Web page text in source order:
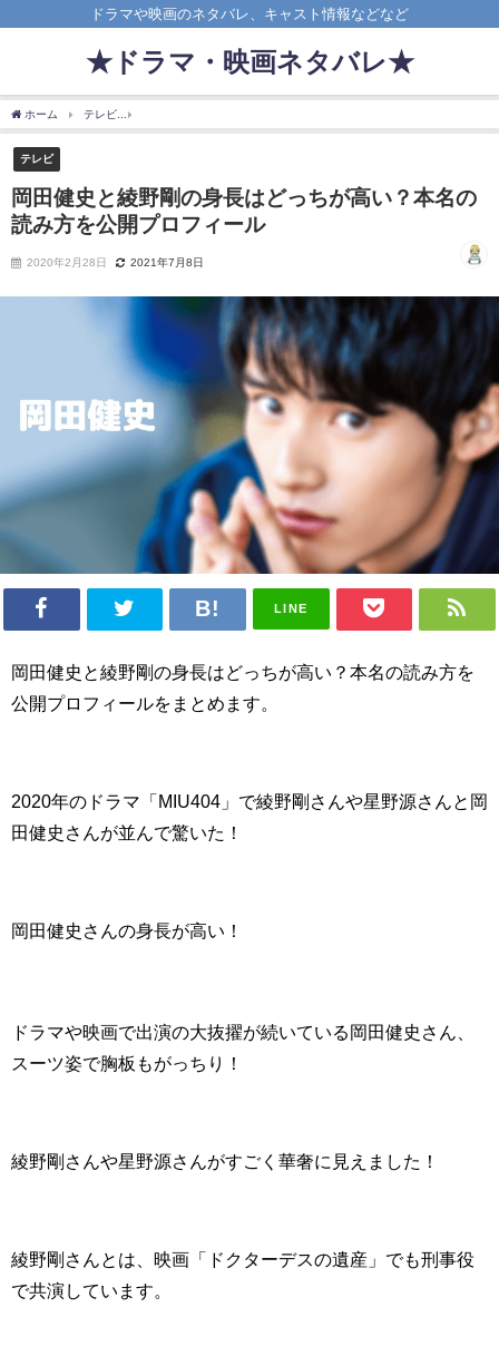
ドラマや映画のネタバレ、キャスト情報などなど
★ドラマ・映画ネタバレ★
ホーム テレビ
テレビ
岡田健史と綾野剛の身長はどっちが高い？本名の
読み方を公開プロフィール
2020年2月28日 2021年7月8日
LINE
岡田健史と綾野剛の身長はどっちが高い？本名の読み方を
公開プロフィールをまとめます。
2020年のドラマ「MIU404」で綾野剛さんや星野源さんと岡
田健史さんが並んで驚いた！
岡田健史さんの身長が高い！
ドラマや映画で出演の大抜擢が続いている岡田健史さん、
スーツ姿で胸板もがっちり！
綾野剛さんや星野源さんがすごく華奢に見えました！
綾野剛さんとは、映画「ドクターデスの遺産」でも刑事役
で共演しています。